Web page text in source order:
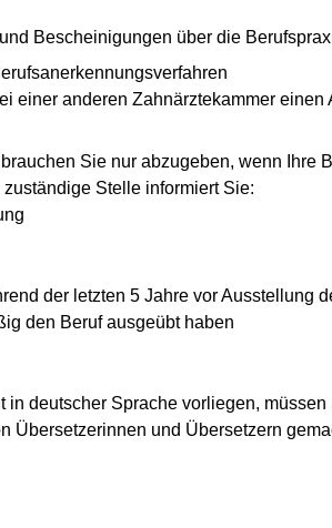
Bescheinigungen über die
einer anderen Zahnärztekammer
Sie nur abzugeben, wenn Ihre
Stelle informiert Sie:
der letzten 5 Jahre vor Ausstellung
den Beruf ausgeübt haben
in deutscher Sprache vorliegen,
Übersetzerinnen und Übersetzern